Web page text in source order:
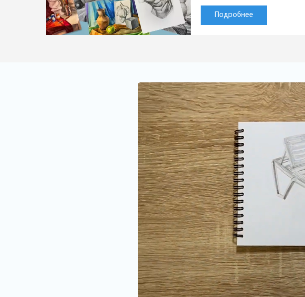
Подробнее